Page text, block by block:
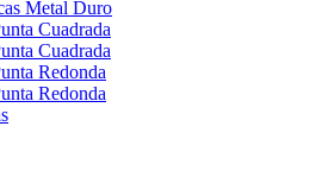
Metal Duro
Cuadrada
Cuadrada
Redonda
Redonda